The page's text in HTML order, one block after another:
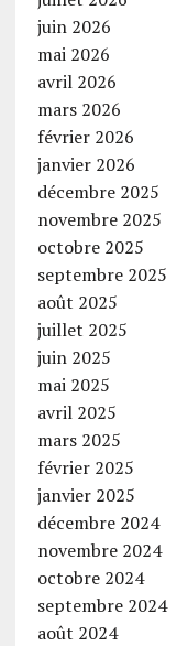
juin 2026
mai 2026
avril 2026
mars 2026
février 2026
janvier 2026
décembre 2025
novembre 2025
octobre 2025
septembre 2025
août 2025
juillet 2025
juin 2025
mai 2025
avril 2025
mars 2025
février 2025
janvier 2025
décembre 2024
novembre 2024
octobre 2024
septembre 2024
août 2024